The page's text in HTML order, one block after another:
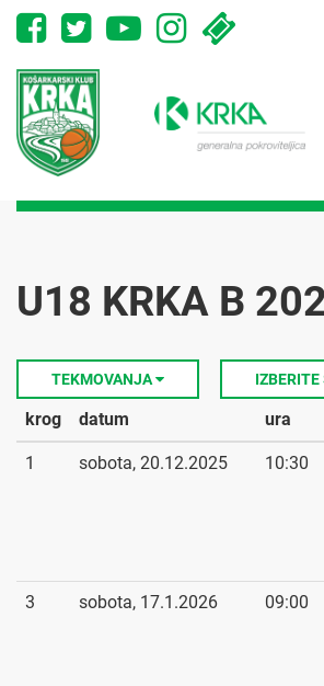
U18 KRKA B
TEKMOVANJA IZBERITE
krog datum ura
1 sobota, 20.12.2025 10:30
3 sobota, 17.1.2026 09:00